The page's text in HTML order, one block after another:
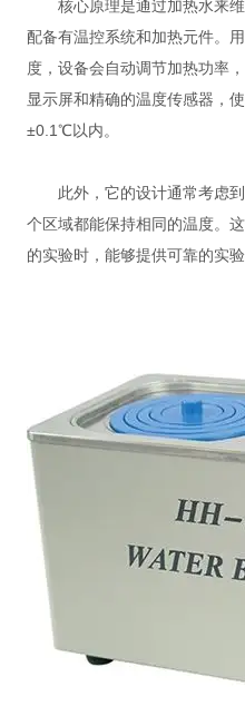
核心原理是通过加热水来维
配备有温控系统和加热元件。
度，设备会自动调节加热功率
显示屏和精确的温度传感器，
±0.1℃以内。
此外，它的设计通常考虑到
个区域都能保持相同的温度。
的实验时，能够提供可靠的实验